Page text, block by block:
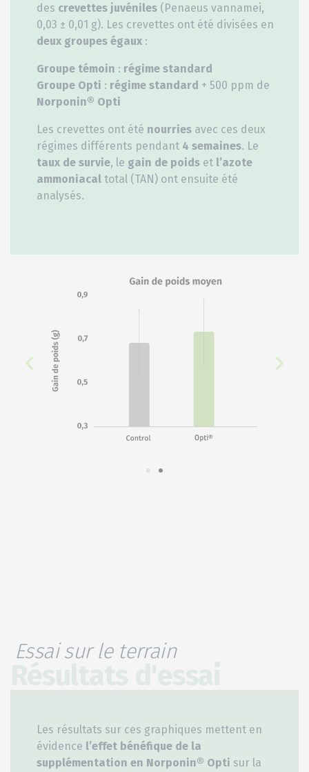
des crevettes juvéniles (Penaeus vannamei,
0,03 ± 0,01 g). Les crevettes ont été divisées en
deux groupes égaux :
Groupe témoin : régime standard
Groupe Opti : régime standard + 500 ppm de
Norponin® Opti
Les crevettes ont été nourries avec ces deux
régimes différents pendant 4 semaines. Le
taux de survie, le gain de poids et l’azote
ammoniacal total (TAN) ont ensuite été
analysés.
Essai sur le terrain
Les résultats sur ces graphiques mettent en
évidence l’effet bénéfique de la
supplémentation en Norponin® Opti sur la